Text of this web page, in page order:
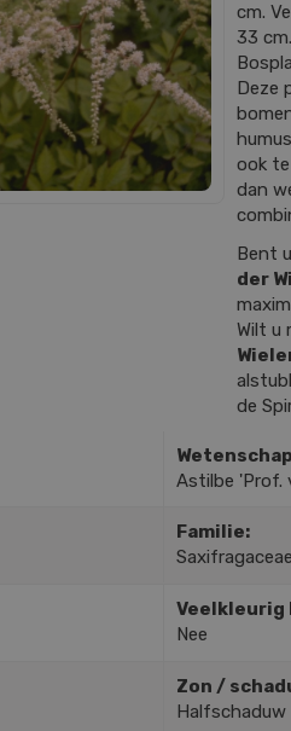
cm.
33
Deze
ook
dan
Bent
der
Wilt u
de
Astilbe 'Prof.
Familie:
Saxifragaceae
Veelkleurig
Nee
Zon /
Halfschaduw